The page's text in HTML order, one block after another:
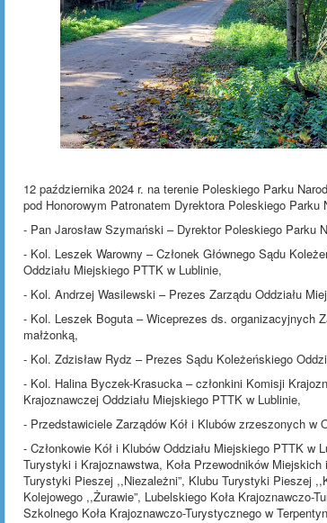
12 października 2024 r. na terenie Poleskiego Parku
pod Honorowym Patronatem Dyrektora Poleskiego Parku
- Pan Jarosław Szymański – Dyrektor Poleskiego Parku
- Kol. Leszek Warowny – Członek Głównego Sądu
Oddziału Miejskiego PTTK w Lublinie,
- Kol. Andrzej Wasilewski – Prezes Zarządu Oddziału
- Kol. Leszek Boguta – Wiceprezes ds. organizacyjnych
małżonką,
- Kol. Zdzisław Rydz – Prezes Sądu Koleżeńskiego
- Kol. Halina Byczek-Krasucka – członkini Komisji
Krajoznawczej Oddziału Miejskiego PTTK w Lublinie,
- Przedstawiciele Zarządów Kół i Klubów zrzeszonych w
- Członkowie Kół i Klubów Oddziału Miejskiego PTTK
Turystyki i Krajoznawstwa, Koła Przewodników
Turystyki Pieszej ,,Niezależni”, Klubu Turystyki Pieszej
Kolejowego ,,Żurawie”, Lubelskiego Koła Krajoznawczo-
Szkolnego Koła Krajoznawczo-Turystycznego w